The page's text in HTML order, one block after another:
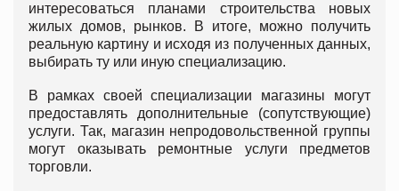
интересоваться планами строительства новых
жилых домов, рынков. В итоге, можно получить
реальную картину и исходя из полученных данных,
выбирать ту или иную специализацию.
В рамках своей специализации магазины могут
предоставлять дополнительные (сопутствующие)
услуги. Так, магазин непродовольственной группы
могут оказывать ремонтные услуги предметов
торговли.